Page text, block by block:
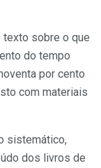
sobre o que
do tempo
por cento
com materiais
sistemático,
dos livros de